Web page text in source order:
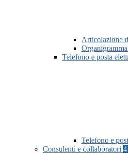
Articolazione
Organigramma
Telefono e posta
Telefono e
Consulenti e collaboratori